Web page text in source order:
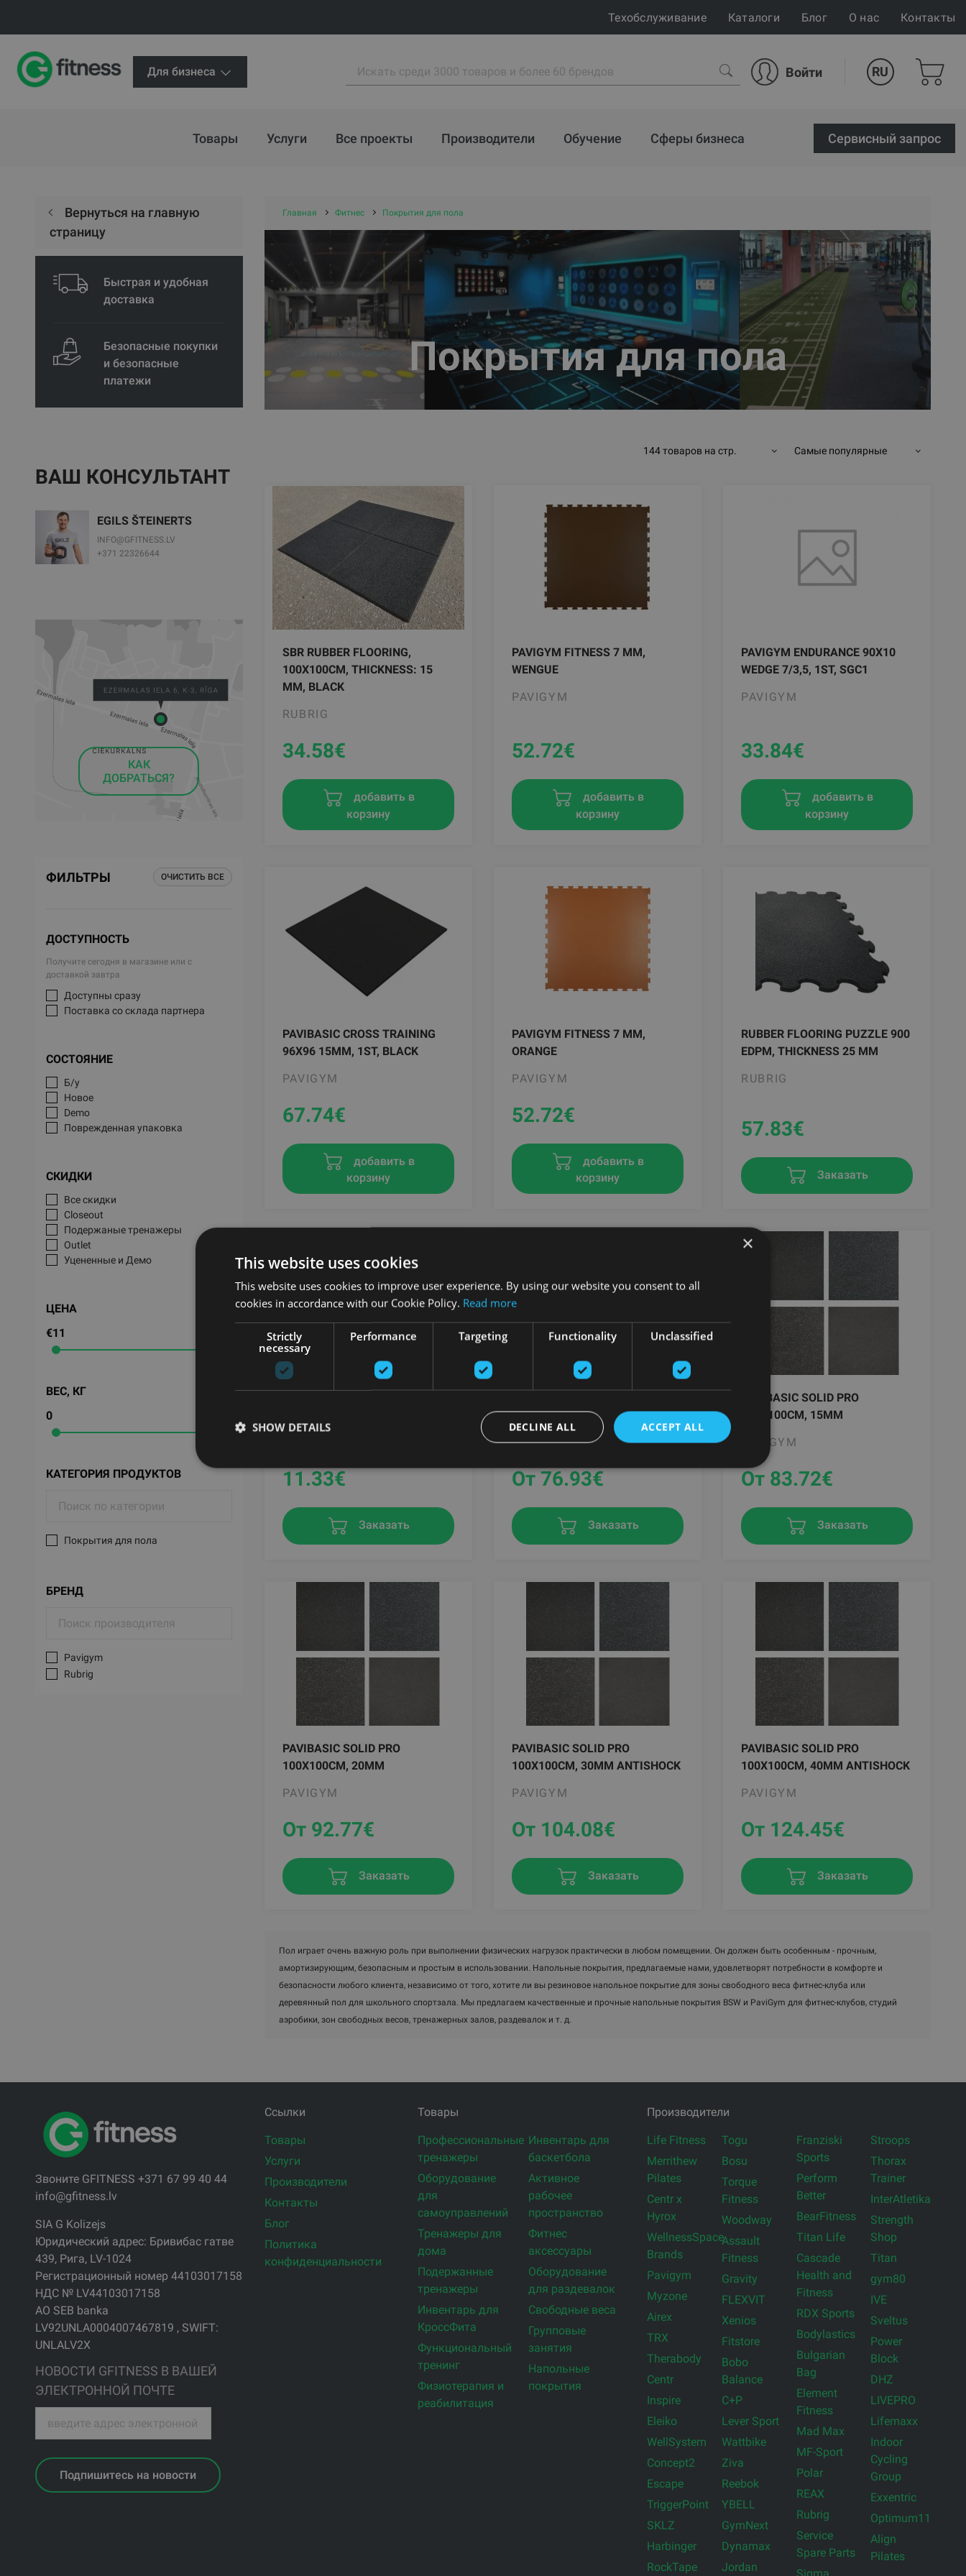
Техобслуживание Каталоги Блог О нас Контакты
Для бизнеса Войти RU
Товары Услуги Все проекты Производители Обучение Сферы бизнеса Cервисный запрос
Вернуться на главную
страницу
Быстрая и удобная
доставка
Безопасные покупки
и безопасные
платежи
ВАШ КОНСУЛЬТАНТ
EGILS ŠTEINERTS
INFO@GFITNESS.LV
+371 22326644
КАК
ДОБРАТЬСЯ?
ФИЛЬТРЫ ОЧИСТИТЬ ВСЕ
ДОСТУПНОСТЬ
Получите сегодня в магазине или с
доставкой завтра
Доступны сразу
Поставка со склада партнера
СОСТОЯНИЕ
Б/у
Новое
Demo
Поврежденная упаковка
СКИДКИ
Все скидки
Closeout
Подержаные тренажеры
Outlet
Уцененные и Демо
ЦЕНА
€11
ВЕС, КГ
0
КАТЕГОРИЯ ПРОДУКТОВ
Покрытия для пола
БРЕНД
Pavigym
Rubrig
Главная Фитнес Покрытия для пола
Покрытия для пола
144 товаров на стр. Самые популярные
SBR RUBBER FLOORING,
100X100CM, THICKNESS: 15
MM, BLACK
RUBRIG
34.58€
добавить в
корзину
PAVIGYM FITNESS 7 MM,
WENGUE
PAVIGYM
52.72€
добавить в
корзину
PAVIGYM ENDURANCE 90X10
WEDGE 7/3,5, 1ST, SGC1
PAVIGYM
33.84€
добавить в
корзину
PAVIBASIC CROSS TRAINING
96X96 15MM, 1ST, BLACK
PAVIGYM
67.74€
добавить в
корзину
PAVIGYM FITNESS 7 MM,
ORANGE
PAVIGYM
52.72€
добавить в
корзину
RUBBER FLOORING PUZZLE 900
EDPM, THICKNESS 25 MM
RUBRIG
57.83€
Заказать
11.33€
Заказать
100X100CM, 10MM
PAVIGYM
От 76.93€
Заказать
PAVIBASIC SOLID PRO
100X100CM, 15MM
PAVIGYM
От 83.72€
Заказать
PAVIBASIC SOLID PRO
100X100CM, 20MM
PAVIGYM
От 92.77€
Заказать
PAVIBASIC SOLID PRO
100X100CM, 30MM ANTISHOCK
PAVIGYM
От 104.08€
Заказать
PAVIBASIC SOLID PRO
100X100CM, 40MM ANTISHOCK
PAVIGYM
От 124.45€
Заказать
Пол играет очень важную роль при выполнении физических нагрузок практически в любом помещении. Он должен быть особенным - прочным,
амортизирующим, безопасным и простым в использовании. Напольные покрытия, предлагаемые нами, удовлетворят потребности в комфорте и
безопасности любого клиента, независимо от того, хотите ли вы резиновое напольное покрытие для зоны свободного веса фитнес-клуба или
деревянный пол для школьного спортзала. Мы предлагаем качественные и прочные напольные покрытия BSW и PaviGym для фитнес-клубов, студий
аэробики, зон свободных весов, тренажерных залов, раздевалок и т. д.
Звоните GFITNESS +371 67 99 40 44
info@gfitness.lv
SIA G Kolizejs
Юридический адрес: Бривибас гатве
439, Рига, LV-1024
Регистрационный номер 44103017158
НДС № LV44103017158
АО SEB banka
LV92UNLA0004007467819 , SWIFT:
UNLALV2X
НОВОСТИ GFITNESS В ВАШЕЙ
ЭЛЕКТРОННОЙ ПОЧТЕ
Подпишитесь на новости
Ссылки
Товары
Услуги
Производители
Контакты
Блог
Политика
конфиденциальности
Товары
Профессиональные
тренажеры
Оборудование
для
самоуправлений
Тренажеры для
дома
Подержанные
тренажеры
Инвентарь для
КроссФита
Функциональный
тренинг
Физиотерапия и
реабилитация
Инвентарь для
баскетбола
Активное
рабочее
пространство
Фитнес
аксессуары
Оборудование
для раздевалок
Свободные веса
Групповые
занятия
Напольные
покрытия
Производители
Life Fitness
Merrithew
Pilates
Centr x
Hyrox
WellnessSpace
Brands
Pavigym
Myzone
Airex
TRX
Therabody
Centr
Inspire
Eleiko
WellSystem
Concept2
Escape
TriggerPoint
SKLZ
Harbinger
RockTape
Togu
Bosu
Torque
Fitness
Woodway
Assault
Fitness
Gravity
FLEXVIT
Xenios
Fitstore
Bobo
Balance
C+P
Lever Sport
Wattbike
Ziva
Reebok
YBELL
GymNext
Dynamax
Jordan
Franziski
Sports
Perform
Better
BearFitness
Titan Life
Cascade
Health and
Fitness
RDX Sports
Bodylastics
Bulgarian
Bag
Element
Fitness
Mad Max
MF-Sport
Polar
REAX
Rubrig
Service
Spare Parts
Stroops
Thorax
Trainer
InterAtletika
Strength
Shop
Titan
gym80
IVE
Sveltus
Power
Block
DHZ
LIVEPRO
Lifemaxx
Indoor
Cycling
Group
Exxentric
Optimum11
Align
Pilates
×
This website uses cookies
This website uses cookies to improve user experience. By using our website you consent to all
cookies in accordance with our Cookie Policy. Read more
Strictly
necessary
Performance Targeting Functionality Unclassified
ACCEPT ALL
DECLINE ALL
SHOW DETAILS